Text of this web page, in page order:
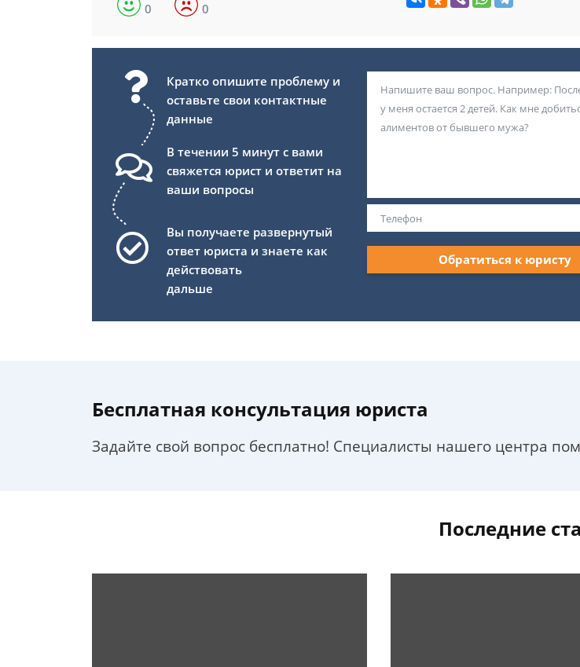
0 0
Кратко опишите проблему и
оставьте свои контактные
данные
В течении 5 минут с вами
свяжется юрист и ответит на
ваши вопросы
Вы получаете развернутый
ответ юриста и знаете как
действовать
дальше
Обратиться к юристу
Бесплатная консультация юриста
Задайте свой вопрос бесплатно! Специалисты нашего центра
Последние